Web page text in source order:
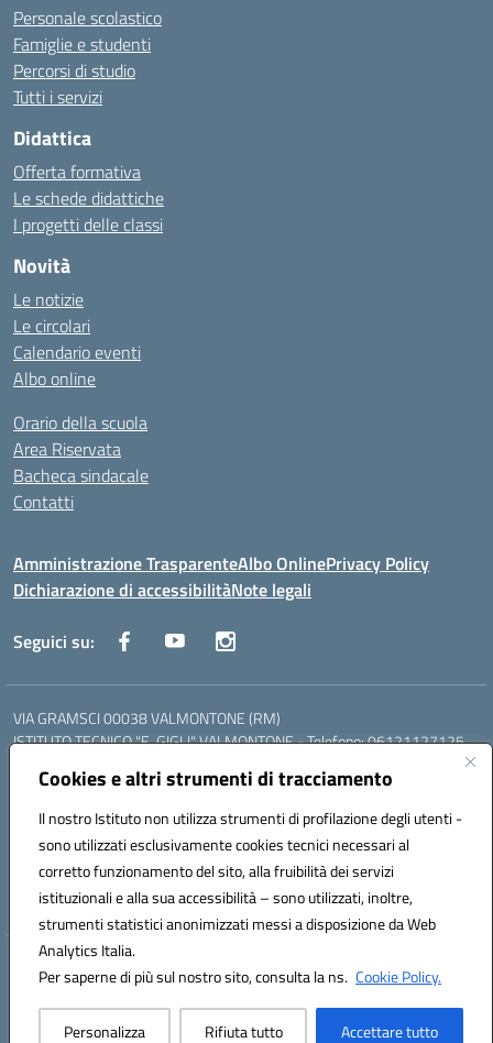
Cookies e altri strumenti di tracciamento
Il nostro Istituto non utilizza strumenti di profilazione degli utenti -
sono utilizzati esclusivamente cookies tecnici necessari al
corretto funzionamento del sito, alla fruibilità dei servizi
istituzionali e alla sua accessibilità – sono utilizzati, inoltre,
strumenti statistici anonimizzati messi a disposizione da Web
Analytics Italia.
Per saperne di più sul nostro sito, consulta la ns. Cookie Policy.
Personalizza Rifiuta tutto Accettare tutto
Personale scolastico
Famiglie e studenti
Percorsi di studio
Tutti i servizi
Didattica
Offerta formativa
Le schede didattiche
I progetti delle classi
Novità
Le notizie
Le circolari
Calendario eventi
Albo online
Orario della scuola
Area Riservata
Bacheca sindacale
Contatti
Amministrazione TrasparenteAlbo OnlinePrivacy Policy
Dichiarazione di accessibilitàNote legali
Seguici su:
VIA GRAMSCI 00038 VALMONTONE (RM)
ISTITUTO TECNICO "E. GIGLI" VALMONTONE - Telefono: 06121127125
06121126825
LICEO DELLE SCIENZE UMANE "P.L. NERVI" SEGNI - Telefono:
Mail: RMIS099002@istruzione.it - PEC: RMIS099002@pec.istruzione.it
Codice meccanografico: RMIS099002
Codice fiscale: 95036960581
Hosting & Powered by 3D Solution S.r.l.
Concept & Design by Designers Italia